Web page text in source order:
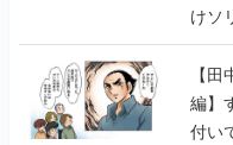
けソ
に行
【
編】
付い